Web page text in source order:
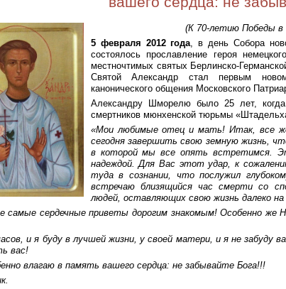
(К 70-летию Победы в
5 февраля 2012 года, в день Собора
состоялось прославление героя
местночтимых святых Берлинско-
Святой Александр стал первым
канонического общения Московского
Александру Шморелю было 25 лет,
смертников мюнхенской тюрьмы
«Мои любимые отец и мать! Итак, все
сегодня завершить свою земную жизнь,
в которой мы все опять встретимся.
надеждой. Для Вас этот удар, к
туда в сознании, что послужил
встречаю близящийся час смерти со
людей, оставляющих свою жизнь далеко
самые сердечные приветы дорогим знакомым! Особенно
и я буду в лучшей жизни, у своей матери, и я не забуду
вас!
влагаю в память вашего сердца: не забывайте Бога!!!